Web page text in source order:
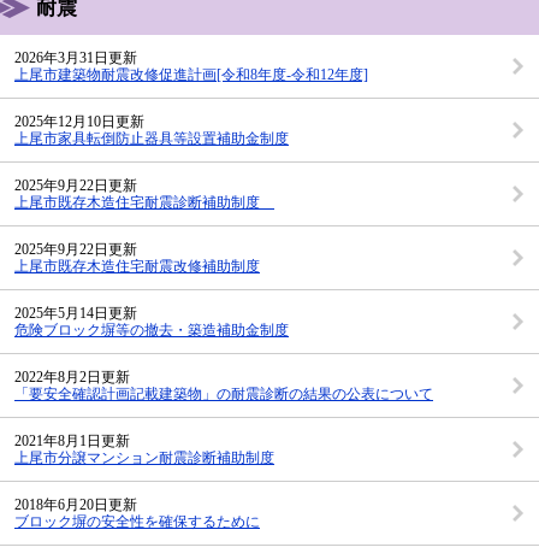
耐震
2026年3月31日更新
上尾市建築物耐震改修促進計画[令和8年度-令和12年度]
2025年12月10日更新
上尾市家具転倒防止器具等設置補助金制度
2025年9月22日更新
上尾市既存木造住宅耐震診断補助制度
2025年9月22日更新
上尾市既存木造住宅耐震改修補助制度
2025年5月14日更新
危険ブロック塀等の撤去・築造補助金制度
2022年8月2日更新
「要安全確認計画記載建築物」の耐震診断の結果の公表について
2021年8月1日更新
上尾市分譲マンション耐震診断補助制度
2018年6月20日更新
ブロック塀の安全性を確保するために